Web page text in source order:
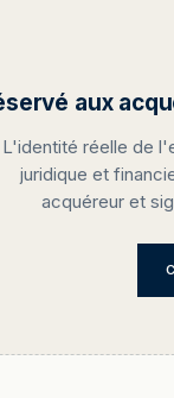
aux
L'identité réelle de
juridique et
acquéreur et